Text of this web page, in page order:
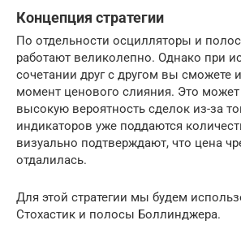
Концепция стратегии
По отдельности осцилляторы и
работают великолепно. Однако при
сочетании друг с другом вы сможете
момент ценового слияния. Это
высокую вероятность сделок из-за
индикаторов уже поддаются
визуально подтверждают, что цена
отдалилась.
Для этой стратегии мы будем
Стохастик и полосы Боллинджера.